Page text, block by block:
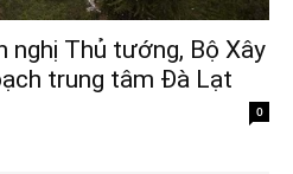
nghị Thủ tướng, Bộ Xây
trung tâm Đà Lạt
0